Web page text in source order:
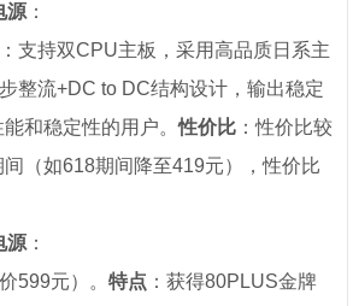
源 ：
：支持双CPU主板，采用高品质日系主
整流+DC to DC结构设计，输出稳定
和稳定性的用户。性价比 ：性价比较
（如618期间降至419元），性价比
源 ：
599元）。特点 ：获得80PLUS金牌